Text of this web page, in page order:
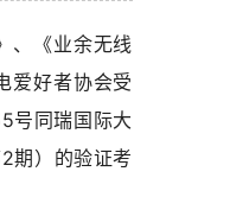
、《业余无线
爱好者协会受
号同瑞国际大
2期 ）的验证考